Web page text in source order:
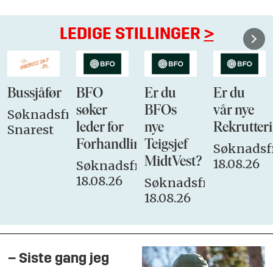
LEDIGE STILLINGER >
Bussjåfør
Søknadsfrist:
Snarest
BFO
søker
leder for
Forhandlingsutvalget
Søknadsfrist:
18.08.26
Er du
BFOs
nye
Teigsjef
MidtVest?
Søknadsfrist:
18.08.26
Er du
vår nye
18.08.26
– Siste gang jeg